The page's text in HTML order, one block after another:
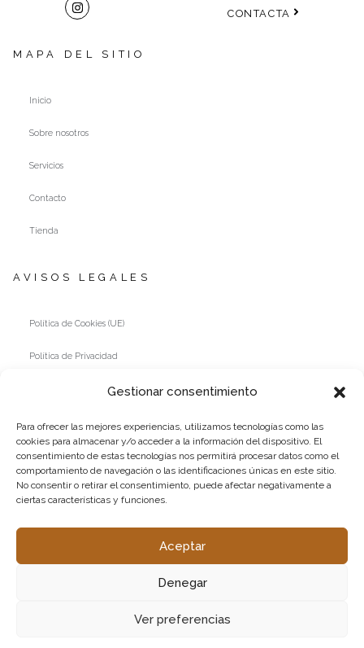
Gestionar consentimiento
Para ofrecer las mejores experiencias, utilizamos tecnologías como las
cookies para almacenar y/o acceder a la información del dispositivo. El
consentimiento de estas tecnologías nos permitirá procesar datos como el
comportamiento de navegación o las identificaciones únicas en este sitio.
No consentir o retirar el consentimiento, puede afectar negativamente a
ciertas características y funciones.
Aceptar
Denegar
Ver preferencias
CONTACTA
MAPA DEL SITIO
Inicio
Sobre nosotros
Servicios
Contacto
Tienda
AVISOS LEGALES
Política de Cookies (UE)
Política de Privacidad
Política de devoluciones y reembolsos
FINANCIADO POR LA UNIÓN EUROPEA -
NEXTGENERATION